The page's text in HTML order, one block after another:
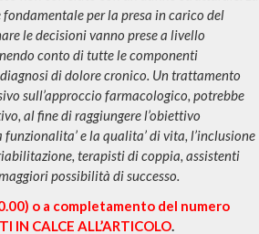
per la presa in carico del
le decisioni vanno prese a livello
conto di tutte le componenti
di dolore cronico. Un trattamento
sull’approccio farmacologico, potrebbe
al fine di raggiungere l’obiettivo
e la qualita’ di vita, l’inclusione
terapisti di coppia, assistenti
possibilità di successo.
o a completamento del numero
IN CALCE ALL’ARTICOLO.